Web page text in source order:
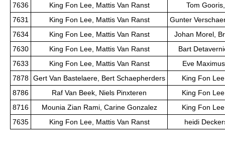
7636
King Fon Lee, Mattis Van Ranst
Tom
7631
King Fon Lee, Mattis Van Ranst
Gunter
7634
King Fon Lee, Mattis Van Ranst
Johan Morel,
7630
King Fon Lee, Mattis Van Ranst
Bart
7633
King Fon Lee, Mattis Van Ranst
Eve
7878 Gert Van Bastelaere, Bert Schaepherders
King Fon
8786
Raf Van Beek, Niels Pinxteren
King Fon
8716
Mounia Zian Rami, Carine Gonzalez
King Fon
7635
King Fon Lee, Mattis Van Ranst heidi